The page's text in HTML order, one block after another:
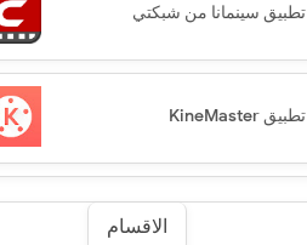
تطبيق سينمانا من شبكتي
تطبيق KineMaster
الاقسام